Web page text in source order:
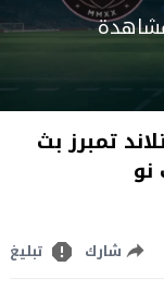
تمبرز بث
شارك تبليغ